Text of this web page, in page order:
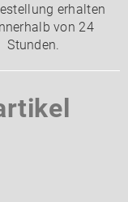
erhalten
von 24
Stunden.